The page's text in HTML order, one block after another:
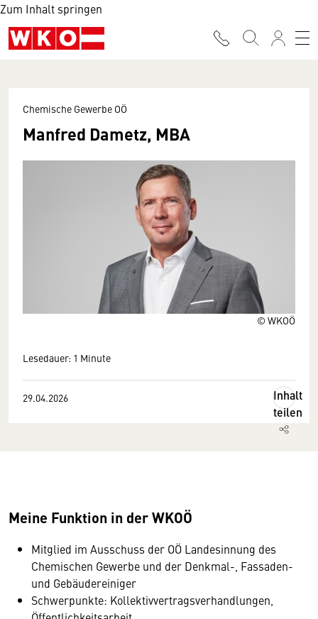
Zum Inhalt springen
© WKOÖ
Chemische Gewerbe OÖ
Manfred Dametz, MBA
Lesedauer: 1 Minute
29.04.2026
Inhalt
teilen
Meine Funktion in der WKOÖ
Mitglied im Ausschuss der OÖ Landesinnung des
Chemischen Gewerbe und der Denkmal-, Fassaden-
und Gebäudereiniger
Schwerpunkte: Kollektivvertragsverhandlungen,